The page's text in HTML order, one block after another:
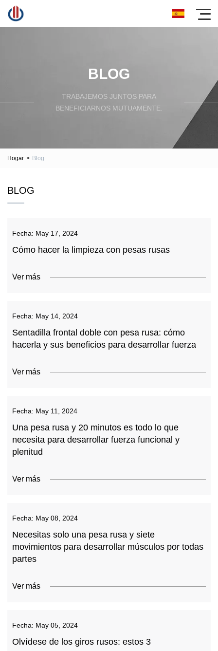
BLOG
TRABAJEMOS JUNTOS PARA
BENEFICIARNOS MUTUAMENTE.
Hogar > Blog
BLOG
Fecha: May 17, 2024
Cómo hacer la limpieza con pesas rusas
Ver más
Fecha: May 14, 2024
Sentadilla frontal doble con pesa rusa: cómo
hacerla y sus beneficios para desarrollar fuerza
Ver más
Fecha: May 11, 2024
Una pesa rusa y 20 minutos es todo lo que
necesita para desarrollar fuerza funcional y
plenitud
Ver más
Fecha: May 08, 2024
Necesitas solo una pesa rusa y siete
movimientos para desarrollar músculos por todas
partes
Ver más
Fecha: May 05, 2024
Olvídese de los giros rusos: estos 3